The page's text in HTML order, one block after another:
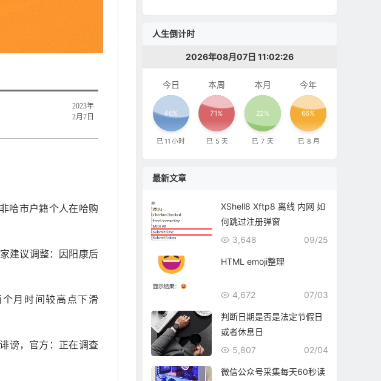
2023年
2月7日
哈市户籍个人在哈购
建议调整：因阳康后
月时间较高点下滑
谤，官方：正在调查
人生倒计时
2026年08月07日 11:02:27
今日
46%
已11 小时
本周
71%
已 5 天
本月
22%
已 7 天
今年
66%
已 8 月
最新文章
XShell8 Xftp8 离线 内网 如
何跳过注册弹窗
09/25
3,648
HTML emoji整理
07/03
4,672
判断日期是否是法定节假日
或者休息日
02/04
5,807
微信公众号采集每天60秒读